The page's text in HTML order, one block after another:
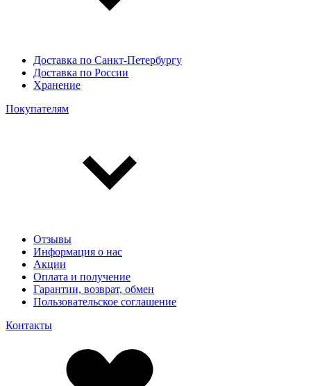
Доставка по Санкт-Петербургу
Доставка по России
Хранение
Покупателям
Отзывы
Информация о нас
Акции
Оплата и получение
Гарантии, возврат, обмен
Пользовательское соглашение
Контакты